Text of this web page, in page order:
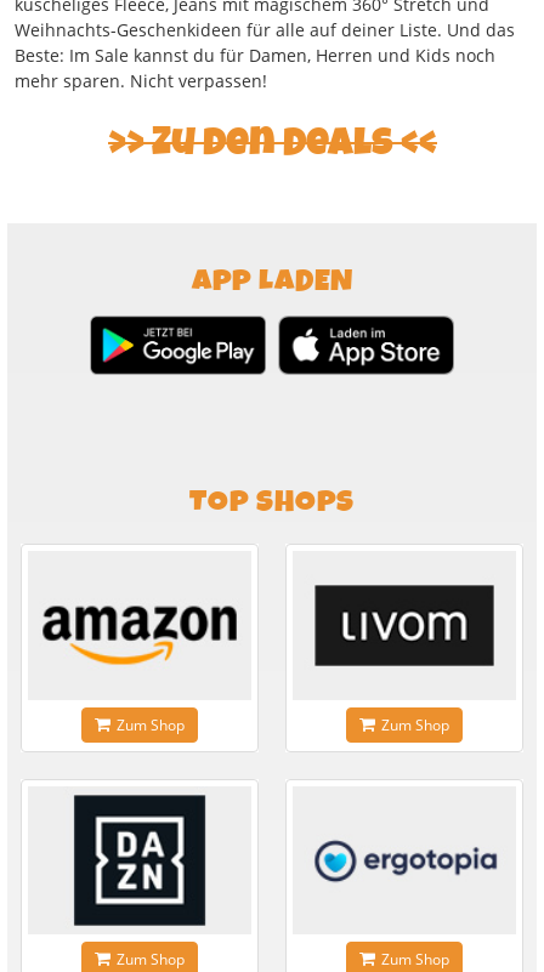
Weihnachts-Geschenkideen für alle auf deiner Liste. Und das
Beste: Im Sale kannst du für Damen, Herren und Kids noch
mehr sparen. Nicht verpassen!
Zu den Deals
APP LADEN
TOP SHOPS
Zum Shop Zum Shop
Zum Shop Zum Shop